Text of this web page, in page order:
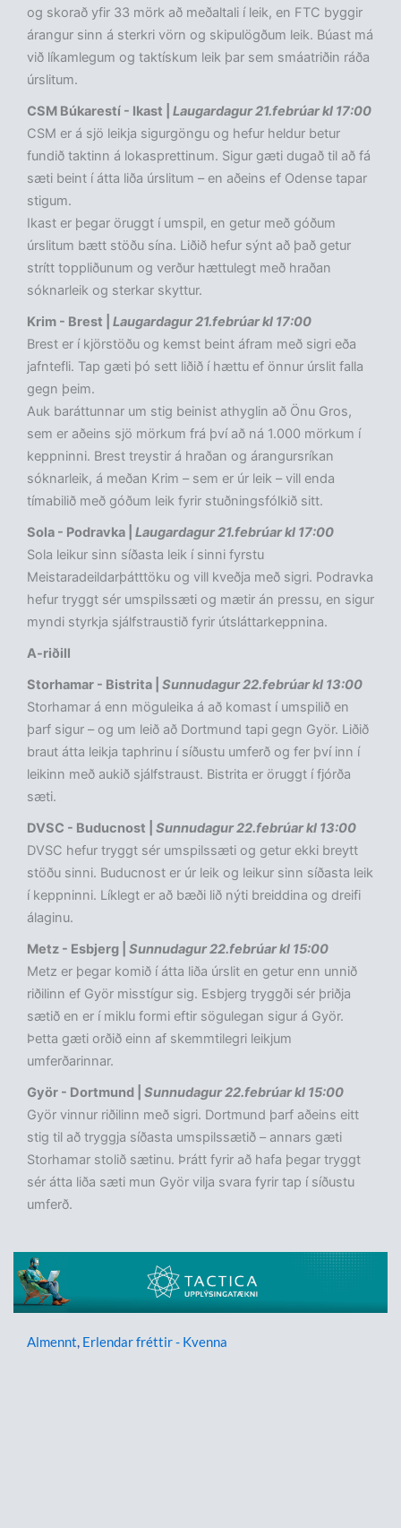
og skorað yfir 33 mörk að meðaltali í leik, en FTC byggir
árangur sinn á sterkri vörn og skipulögðum leik. Búast má
við líkamlegum og taktískum leik þar sem smáatriðin ráða
úrslitum.
CSM Búkarestí - Ikast | Laugardagur 21.febrúar kl 17:00
CSM er á sjö leikja sigurgöngu og hefur heldur betur
fundið taktinn á lokasprettinum. Sigur gæti dugað til að fá
sæti beint í átta liða úrslitum – en aðeins ef Odense tapar
stigum.
Ikast er þegar öruggt í umspil, en getur með góðum
úrslitum bætt stöðu sína. Liðið hefur sýnt að það getur
strítt toppliðunum og verður hættulegt með hraðan
sóknarleik og sterkar skyttur.
Krim - Brest | Laugardagur 21.febrúar kl 17:00
Brest er í kjörstöðu og kemst beint áfram með sigri eða
jafntefli. Tap gæti þó sett liðið í hættu ef önnur úrslit falla
gegn þeim.
Auk baráttunnar um stig beinist athyglin að Önu Gros,
sem er aðeins sjö mörkum frá því að ná 1.000 mörkum í
keppninni. Brest treystir á hraðan og árangursríkan
sóknarleik, á meðan Krim – sem er úr leik – vill enda
tímabilið með góðum leik fyrir stuðningsfólkið sitt.
Sola - Podravka | Laugardagur 21.febrúar kl 17:00
Sola leikur sinn síðasta leik í sinni fyrstu
Meistaradeildarþátttöku og vill kveðja með sigri. Podravka
hefur tryggt sér umspilssæti og mætir án pressu, en sigur
myndi styrkja sjálfstraustið fyrir útsláttarkeppnina.
A-riðill
Storhamar - Bistrita | Sunnudagur 22.febrúar kl 13:00
Storhamar á enn möguleika á að komast í umspilið en
þarf sigur – og um leið að Dortmund tapi gegn Györ. Liðið
braut átta leikja taphrinu í síðustu umferð og fer því inn í
leikinn með aukið sjálfstraust. Bistrita er öruggt í fjórða
sæti.
DVSC - Buducnost | Sunnudagur 22.febrúar kl 13:00
DVSC hefur tryggt sér umspilssæti og getur ekki breytt
stöðu sinni. Buducnost er úr leik og leikur sinn síðasta leik
í keppninni. Líklegt er að bæði lið nýti breiddina og dreifi
álaginu.
Metz - Esbjerg | Sunnudagur 22.febrúar kl 15:00
Metz er þegar komið í átta liða úrslit en getur enn unnið
riðilinn ef Györ misstígur sig. Esbjerg tryggði sér þriðja
sætið en er í miklu formi eftir sögulegan sigur á Györ.
Þetta gæti orðið einn af skemmtilegri leikjum
umferðarinnar.
Györ - Dortmund | Sunnudagur 22.febrúar kl 15:00
Györ vinnur riðilinn með sigri. Dortmund þarf aðeins eitt
stig til að tryggja síðasta umspilssætið – annars gæti
Storhamar stolið sætinu. Þrátt fyrir að hafa þegar tryggt
sér átta liða sæti mun Györ vilja svara fyrir tap í síðustu
umferð.
Almennt, Erlendar fréttir - Kvenna